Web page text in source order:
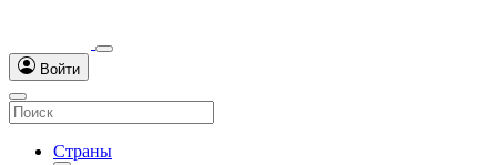
Войти
Страны